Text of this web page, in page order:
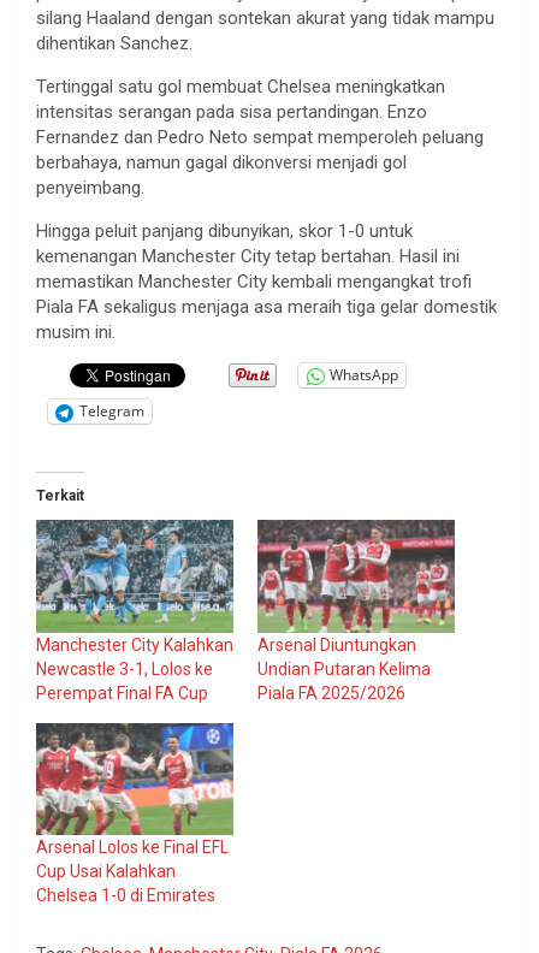
silang Haaland dengan sontekan akurat yang tidak mampu
dihentikan Sanchez.
Tertinggal satu gol membuat Chelsea meningkatkan
intensitas serangan pada sisa pertandingan. Enzo
Fernandez dan Pedro Neto sempat memperoleh peluang
berbahaya, namun gagal dikonversi menjadi gol
penyeimbang.
Hingga peluit panjang dibunyikan, skor 1-0 untuk
kemenangan Manchester City tetap bertahan. Hasil ini
memastikan Manchester City kembali mengangkat trofi
Piala FA sekaligus menjaga asa meraih tiga gelar domestik
musim ini.
WhatsApp
Telegram
Terkait
Manchester City Kalahkan
Newcastle 3-1, Lolos ke
Perempat Final FA Cup
Arsenal Diuntungkan
Undian Putaran Kelima
Piala FA 2025/2026
Arsenal Lolos ke Final EFL
Cup Usai Kalahkan
Chelsea 1-0 di Emirates